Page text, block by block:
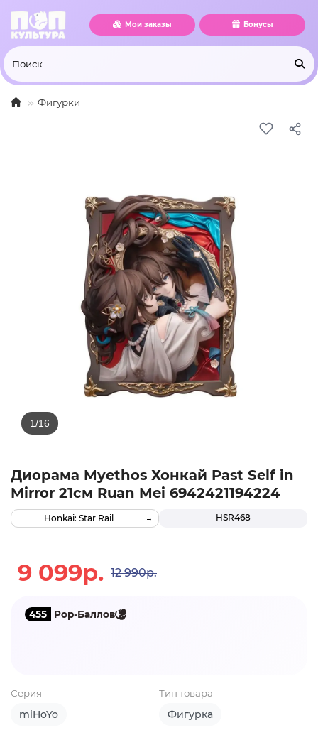
Мои заказы Бонусы
Фигурки
Диорама Myethos Хонкай Past Self in
Mirror 21см Ruan Mei 6942421194224
HSR468
Honkai: Star Rail
9 099р. 12 990р.
455 Pop-Баллов
Серия
miHoYo
Тип товара
Фигурка